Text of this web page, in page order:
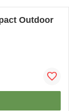
Outdoor